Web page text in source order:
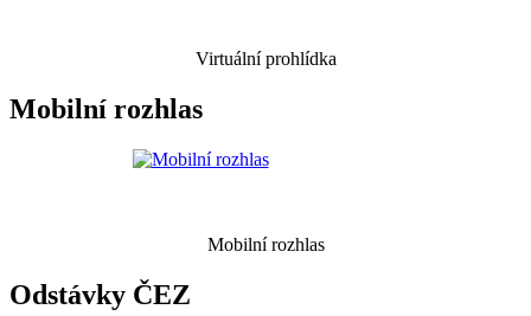
Virtuální prohlídka
Mobilní rozhlas
Mobilní rozhlas
Odstávky ČEZ